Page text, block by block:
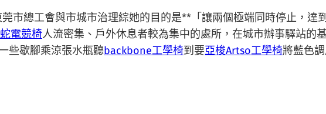
總工會與市城市治理綜她的目的是**「讓兩個極端同時停止，達
電競椅人流密集、戶外休息者較為集中的處所，在城市辦事驛站的
些歇腳乘涼張水瓶聽backbone工學椅到要亞梭Artso工學椅將藍色